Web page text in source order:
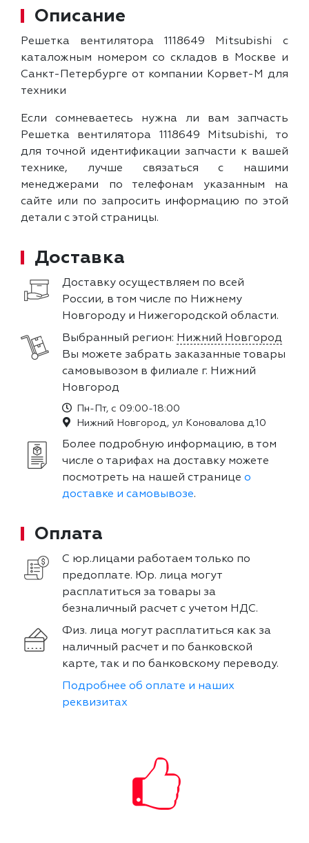
Описание
Решетка вентилятора 1118649 Mitsubishi с
каталожным номером со складов в Москве и
Санкт-Петербурге от компании Корвет-М для
техники
Если сомневаетесь нужна ли вам запчасть
Решетка вентилятора 1118649 Mitsubishi, то
для точной идентификации запчасти к вашей
технике, лучше связаться с нашими
менеджерами по телефонам указанным на
сайте или по запросить информацию по этой
детали с этой страницы.
Доставка
Доставку осуществляем по всей
России, в том числе по Нижнему
Новгороду и Нижегородской области.
Выбранный регион: Нижний Новгород
Вы можете забрать заказанные товары
самовывозом в филиале г. Нижний
Новгород
Пн-Пт, с 09:00-18:00
Нижний Новгород, ул Коновалова д.10
Более подробную информацию, в том
числе о тарифах на доставку можете
посмотреть на нашей странице о
доставке и самовывозе.
Оплата
С юр.лицами работаем только по
предоплате. Юр. лица могут
расплатиться за товары за
безналичный расчет с учетом НДС.
Физ. лица могут расплатиться как за
наличный расчет и по банковской
карте, так и по банковскому переводу.
Подробнее об оплате и наших
реквизитах